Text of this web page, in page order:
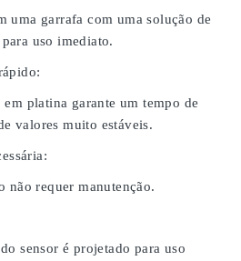
uma garrafa com uma solução de
uso imediato.
platina garante um tempo de
valores muito estáveis.
não requer manutenção.
sensor é projetado para uso